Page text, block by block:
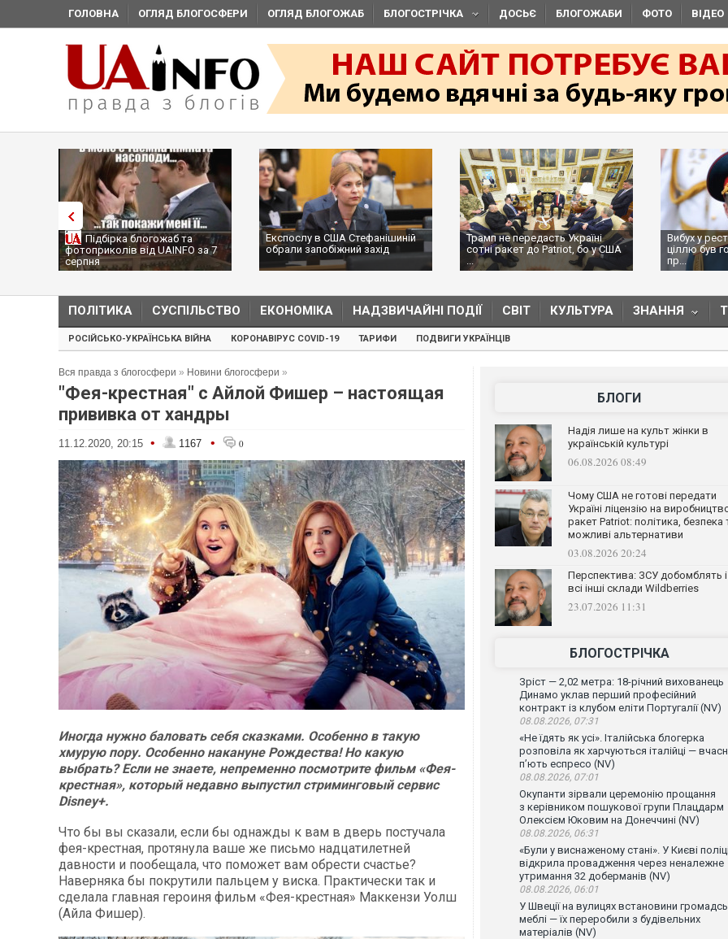
ГОЛОВНА ОГЛЯД БЛОГОСФЕРИ ОГЛЯД БЛОГОЖАБ БЛОГОСТРІЧКА ДОСЬЄ БЛОГОЖАБИ ФОТО ВІДЕО
Підбірка блогожаб та
фотоприколів від UAINFO за 7
серпня
Експослу в США Стефанішиній
обрали запобіжний захід
Трамп не передасть Україні
сотні ракет до Patriot, бо у США
...
Вибух у
ціллю був
пр...
ПОЛІТИКА СУСПІЛЬСТВО ЕКОНОМІКА НАДЗВИЧАЙНІ ПОДІЇ СВІТ КУЛЬТУРА ЗНАННЯ
РОСІЙСЬКО-УКРАЇНСЬКА ВІЙНА КОРОНАВІРУС COVID-19 ТАРИФИ ПОДВИГИ УКРАЇНЦІВ
Вся правда з блогосфери » Новини блогосфери »
"Фея-крестная" с Айлой Фишер – настоящая
прививка от хандры
11.12.2020, 20:15 • 1167 • 0
Иногда нужно баловать себя сказками. Особенно в такую
хмурую пору. Особенно накануне Рождества! Но какую
выбрать? Если не знаете, непременно посмотрите фильм «Фея-
крестная», который недавно выпустил стриминговый сервис
Disney+.
Что бы вы сказали, если бы однажды к вам в дверь постучала
фея-крестная, протянула ваше же письмо надцатилетней
давности и пообещала, что поможет вам обрести счастье?
Наверняка бы покрутили пальцем у виска. Практически так и
сделала главная героиня фильм «Фея-крестная» Маккензи Уолш
(Айла Фишер).
БЛОГИ
Надія лише на культ жінки в
українській культурі
06.08.2026 08:49
Чому США не готові передати
Україні ліцензію на
ракет Patriot: політика, безпека
можливі альтернативи
03.08.2026 20:24
Перспектива: ЗСУ добомблять і
всі інші склади Wildberries
23.07.2026 11:31
БЛОГОСТРІЧКА
Зріст — 2,02 метра: 18-річний вихованець
Динамо уклав перший професійний
контракт із клубом еліти Португалії (NV)
08.08.2026, 07:31
«Не їдять як усі». Італійська блогерка
розповіла як харчуються італійці —
п’ють еспресо (NV)
08.08.2026, 07:01
Окупанти зірвали церемонію прощання
з керівником пошукової групи Плацдарм
Олексієм Юковим на Донеччині (NV)
08.08.2026, 06:31
«Були у виснаженому стані». У Києві
відкрила провадження через неналежне
утримання 32 доберманів (NV)
08.08.2026, 06:01
У Швеції на вулицях встановини
меблі — їх переробили з будівельних
матеріалів (NV)